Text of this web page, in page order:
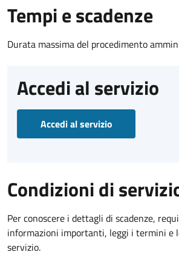
Tempi e scadenze
Durata massima del procedimento
Accedi al servizio
Accedi al servizio
Condizioni di
Per conoscere i dettagli di scadenze,
informazioni importanti, leggi i termini e
servizio.